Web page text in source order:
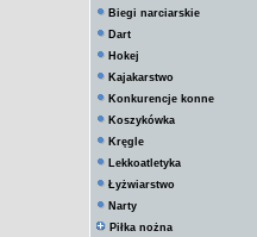
Biegi narciarskie
Dart
Hokej
Kajakarstwo
Konkurencje konne
Koszykówka
Kręgle
Lekkoatletyka
Łyżwiarstwo
Narty
Piłka nożna